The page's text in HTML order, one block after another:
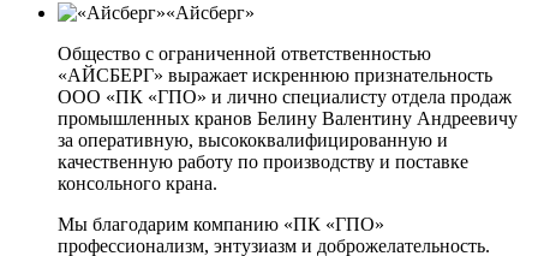
«Айсберг»
Общество с ограниченной ответственностью
«АЙСБЕРГ» выражает искреннюю признательность
ООО «ПК «ГПО» и лично специалисту отдела продаж
промышленных кранов Белину Валентину Андреевичу
за оперативную, высококвалифицированную и
качественную работу по производству и поставке
консольного крана.
Мы благодарим компанию «ПК «ГПО»
профессионализм, энтузиазм и доброжелательность.